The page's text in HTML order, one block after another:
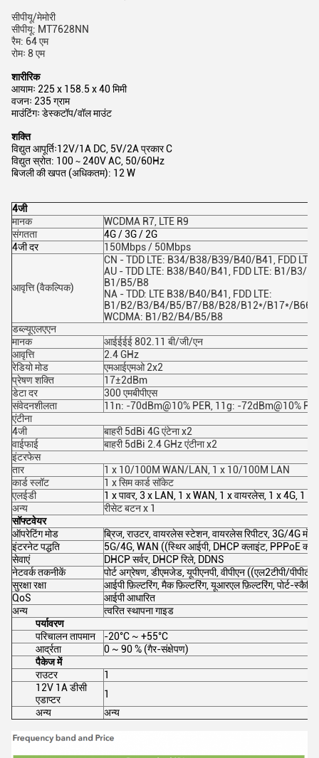
सीपीयू/मेमोरी
सीपीयू: MT7628NN
रैम: 64 एम
रोमः 8 एम
शारीरिक
आयामः 225 x 158.5 x 40 मिमी
वजनः 235 ग्राम
माउंटिंगः डेस्कटॉप/वॉल माउंट
शक्ति
विद्युत आपूर्तिः12V/1A DC, 5V/2A प्रकार C
विद्युत स्रोत: 100 ∼ 240V AC, 50/60Hz
बिजली की खपत (अधिकतम): 12 W
4जी
मानक
WCDMA R7, LTE R9
संगतता
4G / 3G / 2G
4जी दर
150Mbps / 50Mbps
आवृत्ति (वैकल्पिक)
CN - TDD LTE: B34/B38/B39/B40/B41, FDD
AU - TDD LTE: B38/B40/B41, FDD LTE: B1/B3/
B1/B5/B8
NA - TDD: LTE B38/B40/B41, FDD LTE:
B1/B2/B3/B4/B5/B7/B8/B28/B12*/B17*/B66*,
WCDMA: B1/B2/B4/B5/B8
डब्ल्यूएलएएन
मानक
आईईईई 802.11 बी/जी/एन
आवृत्ति
2.4 GHz
रेडियो मोड
एमआईएमओ 2x2
प्रेषण शक्ति
17±2dBm
डेटा दर
300 एमबीपीएस
संवेदनशीलता
11n: -70dBm@10% PER, 11g: -72dBm@10%
एंटीना
4जी
बाहरी 5dBi 4G एंटेना x2
वाईफाई
बाहरी 5dBi 2.4 GHz एंटीना x2
इंटरफेस
तार
1 x 10/100M WAN/LAN, 1 x 10/100M LAN
कार्ड स्लॉट
1 x सिम कार्ड सॉकेट
एलईडी
1 x पावर, 3 x LAN, 1 x WAN, 1 x वायरलेस, 1 x 4G, 1 x
अन्य
रीसेट बटन x 1
सॉफ्टवेयर
ऑपरेटिंग मोड
ब्रिज, राउटर, वायरलेस स्टेशन, वायरलेस रिपीटर, 3G/4G मोड
इंटरनेट पद्धति
5G/4G, WAN ((स्थिर आईपी, DHCP क्लाइंट, PPPoE
सेवाएं
DHCP सर्वर, DHCP रिले, DDNS
नेटवर्क तकनीकें
पोर्ट अग्रेषण, डीएमजेड, यूपीएनपी, वीपीएन ((एल2टीपी/
सुरक्षा रक्षा
आईपी फ़िल्टरिंग, मैक फ़िल्टरिंग, यूआरएल फ़िल्टरिंग, पोर्ट-स्कैनिंग
QoS
आईपी आधारित
अन्य
त्वरित स्थापना गाइड
पर्यावरण
परिचालन तापमान
-20°C ~ +55°C
आर्द्रता
0 ~ 90 % (गैर-संक्षेपण)
पैकेज में
राउटर
1
12V 1A डीसी
एडाप्टर
1
अन्य
अन्य